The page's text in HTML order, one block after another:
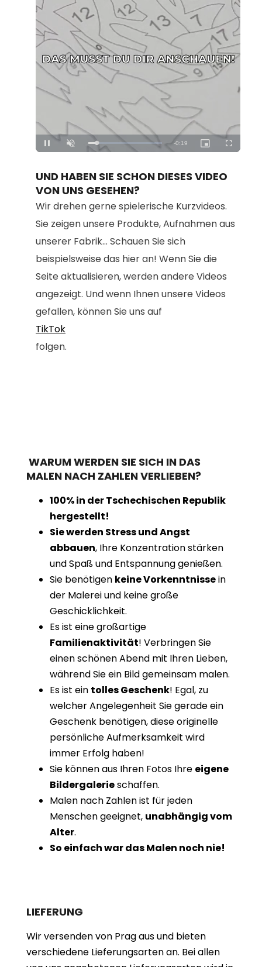
Unmute Loaded:
100.00%
UND HABEN SIE SCHON DIESES VIDEO
VON UNS GESEHEN?
Wir drehen gerne spielerische Kurzvideos.
Sie zeigen unsere Produkte, Aufnahmen aus
unserer Fabrik... Schauen Sie sich
beispielsweise das hier an! Wenn Sie die
Seite aktualisieren, werden andere Videos
angezeigt. Und wenn Ihnen unsere Videos
gefallen, können Sie uns auf
TikTok
folgen.
WARUM WERDEN SIE SICH IN DAS
MALEN NACH ZAHLEN VERLIEBEN?
100% in der Tschechischen Republik
hergestellt!
Sie werden Stress und Angst
abbauen, Ihre Konzentration stärken
und Spaß und Entspannung genießen.
Sie benötigen keine Vorkenntnissein
der Malerei und keine große
Geschicklichkeit.
Es ist eine großartige
Familienaktivität! Verbringen Sie
einen schönen Abend mit Ihren Lieben,
während Sie ein Bild gemeinsam malen.
Es ist ein tolles Geschenk! Egal, zu
welcher Angelegenheit Sie gerade ein
Geschenk benötigen, diese originelle
persönliche Aufmerksamkeit wird
immer Erfolg haben!
Sie können aus Ihren Fotos Ihre eigene
Bildergalerieschaffen.
Malen nach Zahlen ist für jeden
Menschen geeignet, unabhängig vom
Alter.
So einfach war das Malen noch nie!
LIEFERUNG
Wir versenden von Prag aus und bieten
verschiedene Lieferungsarten an. Bei allen